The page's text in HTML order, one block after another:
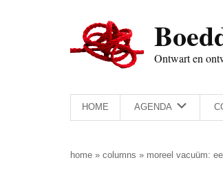
Ontwart en
HOME AGENDA
home » columns » moreel vacuüm: